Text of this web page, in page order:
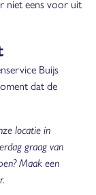
niet eens voor uit
Buijs
dat de
locatie in
graag van
Maak een